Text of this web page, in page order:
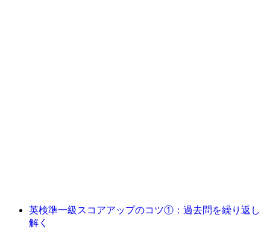
英検準一級スコアアップのコツ①：過去問を繰り返し
解く